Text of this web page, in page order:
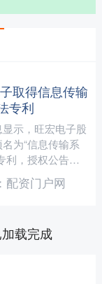
取得信息传输
专利
示，旺宏电子股
为“信息传输系
利，授权公告号
日期为2021年5
配资门户网
载完成